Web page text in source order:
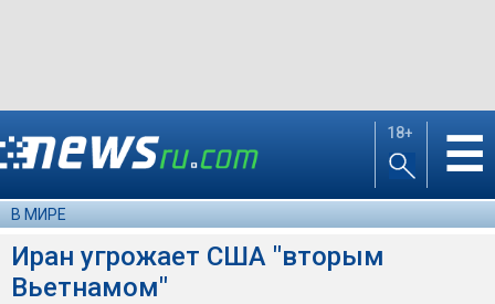
18+ ☰
В МИРЕ
Иран угрожает США "вторым
Вьетнамом"